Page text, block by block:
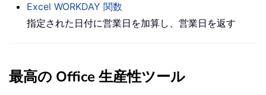
Excel WORKDAY 関数
指定された日付に営業日を加算し、営業日を返す
最高の Office 生産性ツール